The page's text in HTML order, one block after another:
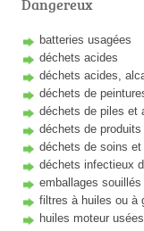
Dangereux
batteries usagées
déchets acides
déchets acides,
déchets de
déchets de piles et
déchets de
déchets de soins
déchets infectieux
emballages
filtres à huiles ou à
huiles moteur usées